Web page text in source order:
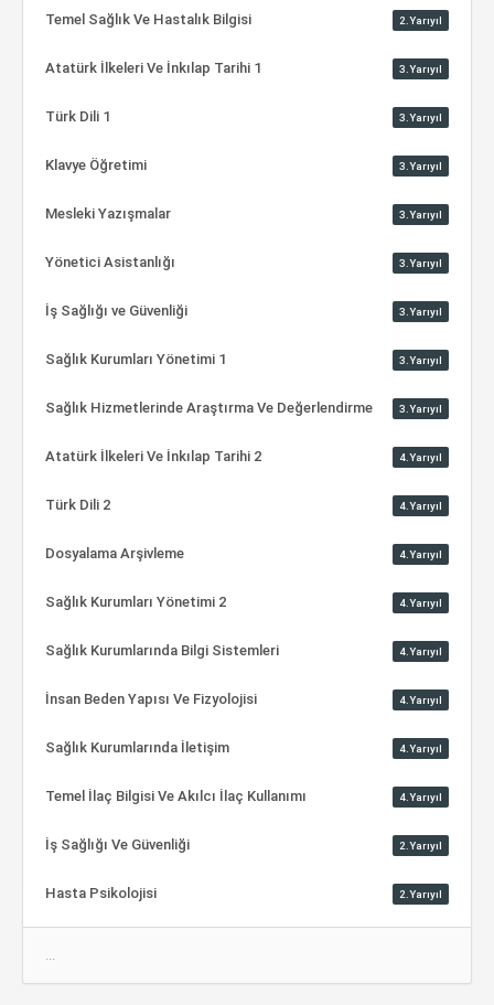
Temel Sağlık Ve Hastalık Bilgisi 2.Yarıyıl
Atatürk İlkeleri Ve İnkılap Tarihi 1 3.Yarıyıl
Türk Dili 1 3.Yarıyıl
Klavye Öğretimi 3.Yarıyıl
Mesleki Yazışmalar 3.Yarıyıl
Yönetici Asistanlığı 3.Yarıyıl
İş Sağlığı ve Güvenliği 3.Yarıyıl
Sağlık Kurumları Yönetimi 1 3.Yarıyıl
Sağlık Hizmetlerinde Araştırma Ve Değerlendirme 3.Yarıyıl
Atatürk İlkeleri Ve İnkılap Tarihi 2 4.Yarıyıl
Türk Dili 2 4.Yarıyıl
Dosyalama Arşivleme 4.Yarıyıl
Sağlık Kurumları Yönetimi 2 4.Yarıyıl
Sağlık Kurumlarında Bilgi Sistemleri 4.Yarıyıl
İnsan Beden Yapısı Ve Fizyolojisi 4.Yarıyıl
Sağlık Kurumlarında İletişim 4.Yarıyıl
Temel İlaç Bilgisi Ve Akılcı İlaç Kullanımı 4.Yarıyıl
İş Sağlığı Ve Güvenliği 2.Yarıyıl
Hasta Psikolojisi 2.Yarıyıl
...